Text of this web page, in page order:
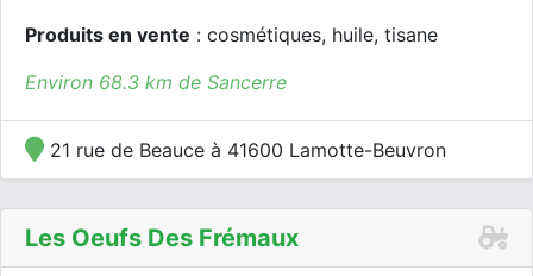
Produits en vente : cosmétiques, huile, tisane
Environ 68.3 km de Sancerre
21 rue de Beauce à 41600 Lamotte-Beuvron
Les Oeufs Des Frémaux